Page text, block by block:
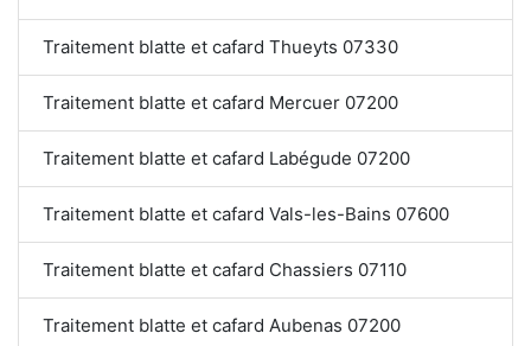
Traitement blatte et cafard Thueyts 07330
Traitement blatte et cafard Mercuer 07200
Traitement blatte et cafard Labégude 07200
Traitement blatte et cafard Vals-les-Bains 07600
Traitement blatte et cafard Chassiers 07110
Traitement blatte et cafard Aubenas 07200